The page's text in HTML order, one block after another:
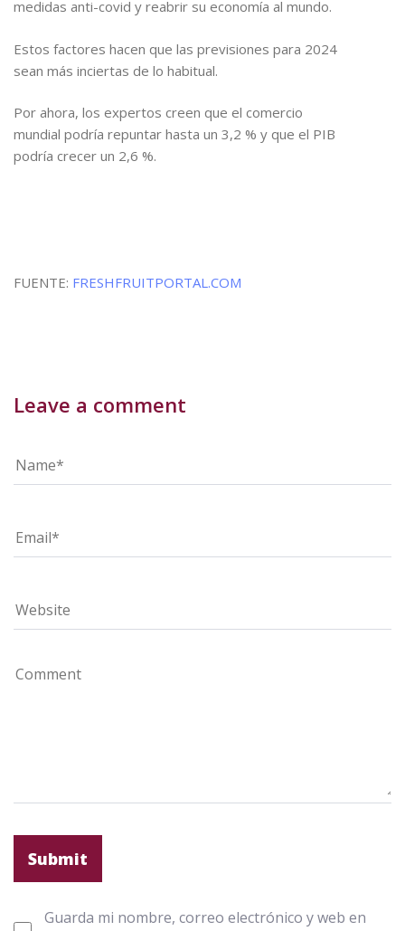
medidas anti-covid y reabrir su economía al mundo.
Estos factores hacen que las previsiones para 2024
sean más inciertas de lo habitual.
Por ahora, los expertos creen que el comercio
mundial podría repuntar hasta un 3,2 % y que el PIB
podría crecer un 2,6 %.
FUENTE: FRESHFRUITPORTAL.COM
Leave a comment
Guarda mi nombre, correo electrónico y web en